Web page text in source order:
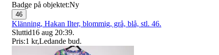
Badge på objektet:Ny
46
Klänning, Hakan Ilter, blommig, grå, blå, stl. 46.
Sluttid16 aug 20:39.
Pris:1 kr,Ledande bud.